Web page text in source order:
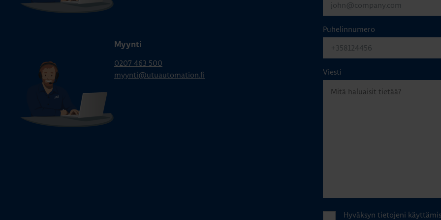
Myynti
0207 463 500
myynti@utuautomation.fi
Puhelinnumero
Viesti
Hyväksyn tietojeni